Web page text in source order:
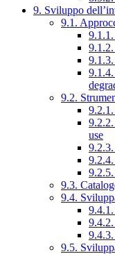
9. Sviluppo
9.1.
9.2.
use
9.3.
9.4.
9.5.